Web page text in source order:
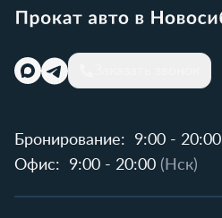
Бронирование: 9:00 - 20:00
Офис:
9:00 - 20:00 (Нск)